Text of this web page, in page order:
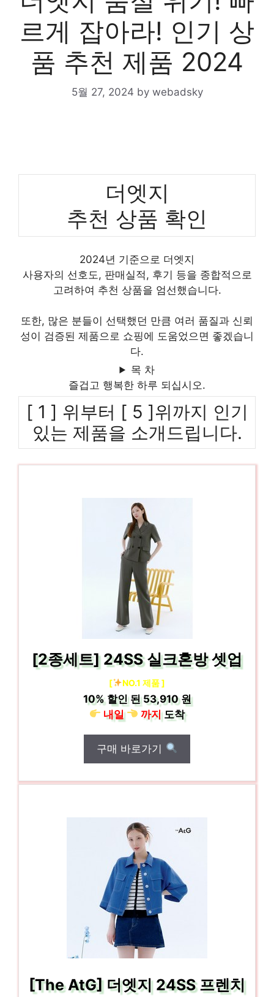
르게 잡아라! 인기 상
품 추천 제품 2024
5월 27, 2024 by webadsky
더엣지
추천 상품 확인
2024년 기준으로 더엣지
사용자의 선호도, 판매실적, 후기 등을 종합적으로
고려하여 추천 상품을 엄선했습니다.
또한, 많은 분들이 선택했던 만큼 여러 품질과 신뢰
성이 검증된 제품으로 쇼핑에 도움었으면 좋겠습니
다.
목 차
즐겁고 행복한 하루 되십시오.
[ 1 ] 위부터 [ 5 ]위까지 인기
있는 제품을 소개드립니다.
[2종세트] 24SS 실크혼방 셋업
[ NO.1 제품 ]
10%할인 된53,910 원
내일
까지도착
구매 바로가기
[The AtG] 더엣지 24SS 프렌치